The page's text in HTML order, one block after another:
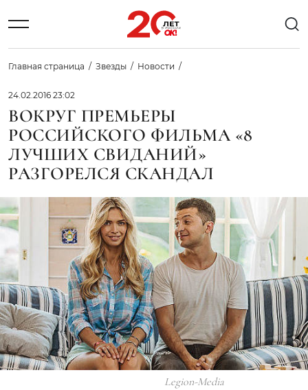
Главная страница Звезды Новости
24.02.2016 23:02
ВОКРУГ ПРЕМЬЕРЫ
РОССИЙСКОГО ФИЛЬМА «8
ЛУЧШИХ СВИДАНИЙ»
РАЗГОРЕЛСЯ СКАНДАЛ
Legion-Media